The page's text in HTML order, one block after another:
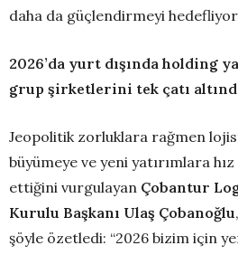
daha da güçlendirmeyi
2026’da yurt dışında holding
grup şirketlerini tek çatı
Jeopolitik zorluklara rağmen
büyümeye ve yeni yatırımlara
ettiğini vurgulayan Çobantur
Kurulu Başkanı Ulaş Çobanoğlu
şöyle özetledi: “2026 bizim için